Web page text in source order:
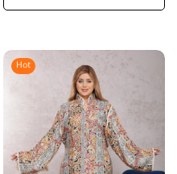
Hot